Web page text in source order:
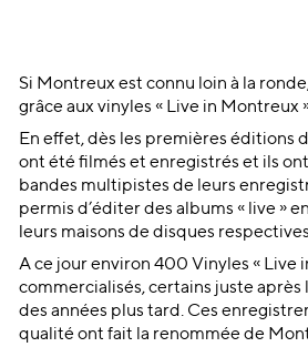
Si Montreux est connu loin à la
grâce aux vinyles « Live in Montreux
En effet, dès les premières éditions
ont été filmés et enregistrés et ils
bandes multipistes de leurs
permis d’éditer des albums « live »
leurs maisons de disques
A ce jour environ 400 Vinyles « Live
commercialisés, certains juste après
des années plus tard. Ces
qualité ont fait la renommée de